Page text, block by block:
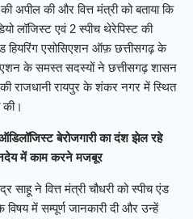
अपील की और वित्त मंत्री को बताया कि
लॉजिस्ट एवं 2 स्पीच थेरेपिस्ट की
हियरिंग एसोसिएशन ऑफ़ छत्तीसगढ़ के
के समस्त सदस्यों ने छत्तीसगढ़ शासन
राजधानी रायपुर के शंकर नगर में स्थित
बेरोजगारी का दंश झेल रहे
में काम करने मजबूर
साहू ने वित्त मंत्री चौधरी को स्पीच एंड
में सम्पूर्ण जानकारी दी और उन्हें